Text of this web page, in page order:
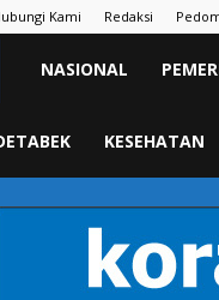
Kami Redaksi
KORAN
PELITA
NASIONAL
KESEHATAN